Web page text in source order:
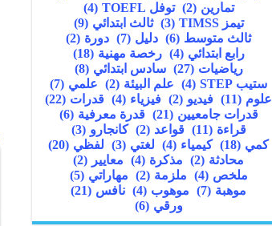
تمارين (2) توفل TOEFL
(4)
تيمز TIMSS
(3) ثالث ابتدائي (9)
ثالث متوسط (6) دليل (7) دورة (2)
رابع ابتدائي (4) رخصة مهنية (18)
رياضيات (27) سادس ابتدائي (8)
ستيب STEP
(4) علم البيئة (2) علمي (7)
علوم (11) فيديو (2) فيزياء (4) قدرات (22)
قدرات جامعيين (21) قدرة معرفية (6)
قراءة (11) قواعد (2) كانجارو (3)
كمي (18) كيمياء (4) لغتي (3) لفظي (20)
محادثة (2) مذكرة (4) معايير (2)
ملخص (4) ملزمة (2) مهاراتي (5)
موهبة (7) موهوب (4) نافس (21)
ورقي (6)